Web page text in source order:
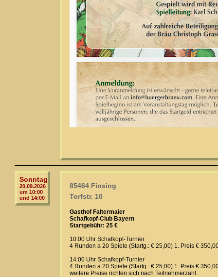
Sonntag
20.09.2026
um 10:00
und 14:00
85464 Finsing
Torfstr. 10
Gasthof Faltermaier
Schafkopf-Club Bayern
Startgebühr: 25 €
10:00 Uhr Schafkopf-Turnier
4 Runden a 20 Spiele (Startg.: € 25,00) 1. Preis €
14:00 Uhr Schafkopf-Turnier
4 Runden a 20 Spiele (Startg.: € 25,00) 1. Preis €
weitere Preise richten sich nach Teilnehmerzahl.